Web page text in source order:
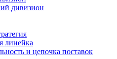
дивизион
линейка
и цепочка поставок